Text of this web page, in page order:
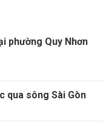
phường Quy Nhơn
qua sông Sài Gòn